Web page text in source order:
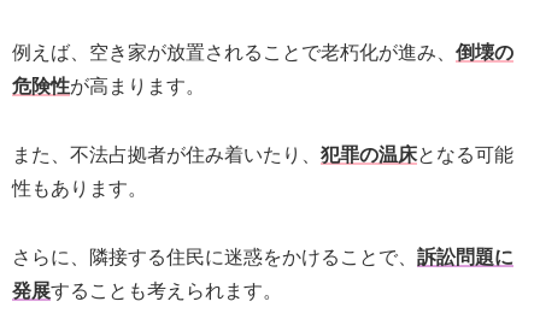
例えば、空き家が放置されることで老朽化が進み、 倒壊の
危険性が高まります。
また、不法占拠者が住み着いたり、 犯罪の温床となる可能
性もあります。
さらに、隣接する住民に迷惑をかけることで、 訴訟問題に
発展することも考えられます。